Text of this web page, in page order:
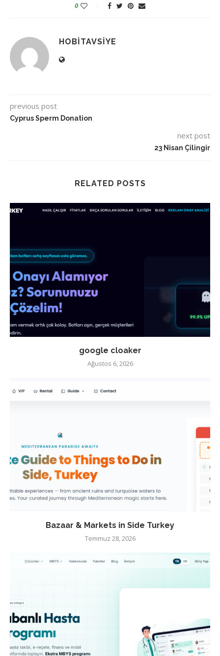
0
HOBITAVSIYE
previous post
Cyprus Sperm Donation
next post
23 Nisan Çilingir
RELATED POSTS
google cloaker
Ağustos 6, 2026
Bazaar & Markets in Side Turkey
Temmuz 28, 2026